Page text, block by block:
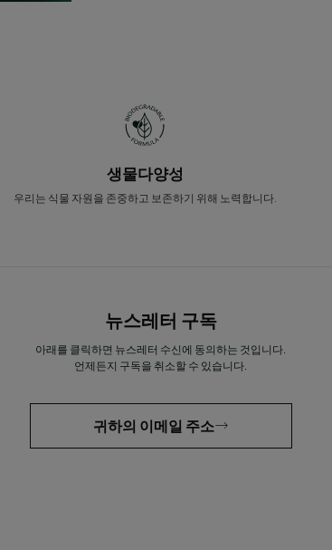
생물다양성
우리는 식물 자원을 존중하고 보존하기 위해 노력합니다.
뉴스레터 구독
아래를 클릭하면 뉴스레터 수신에 동의하는 것입니다.
언제든지 구독을 취소할 수 있습니다.
귀하의 이메일 주소